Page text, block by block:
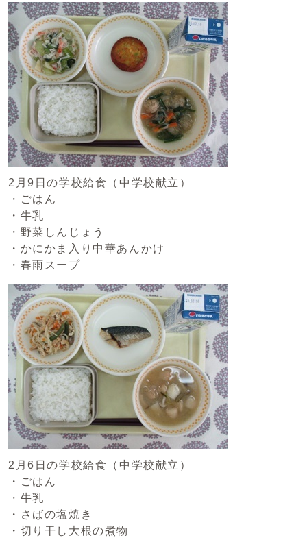
2月9日の学校給食（中学校献立）
・ごはん
・牛乳
・野菜しんじょう
・かにかま入り中華あんかけ
・春雨スープ
2月6日の学校給食（中学校献立）
・ごはん
・牛乳
・さばの塩焼き
・切り干し大根の煮物